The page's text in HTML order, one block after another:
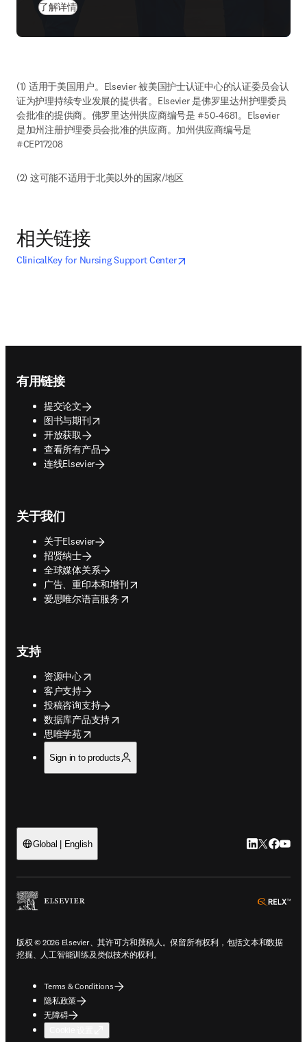
了解详情
(1) 适用于美国用户。Elsevier 被美国护士认证中心的认证委员会认
证为护理持续专业发展的提供者。Elsevier 是佛罗里达州护理委员
会批准的提供商。佛罗里达州供应商编号是 #50-4681。Elsevier
是加州注册护理委员会批准的供应商。加州供应商编号是
#CEP17208
(2) 这可能不适用于北美以外的国家/地区
相关链接
ClinicalKey for Nursing Support Center在新的选项卡/窗口中打开
opens in new tab/window
有用链接
提交论文
图书与期刊
opens in new tab/window
开放获取
查看所有产品
连线Elsevier
关于我们
关于Elsevier
招贤纳士
全球媒体关系
广告、重印本和增刊
opens in new tab/window
爱思唯尔语言服务
opens in new tab/window
支持
资源中心
opens in new tab/window
客户支持
投稿咨询支持
数据库产品支持
opens in new tab/window
思唯学苑
opens in new tab/window
Sign in to products
Global | English LinkedIn 在
Twitter 在
版权 © 2026 Elsevier、其许可方和撰稿人。保留所有权利，包括文本和数据
挖掘、人工智能训练及类似技术的权利。
Terms & Conditions
隐私政策
无障碍